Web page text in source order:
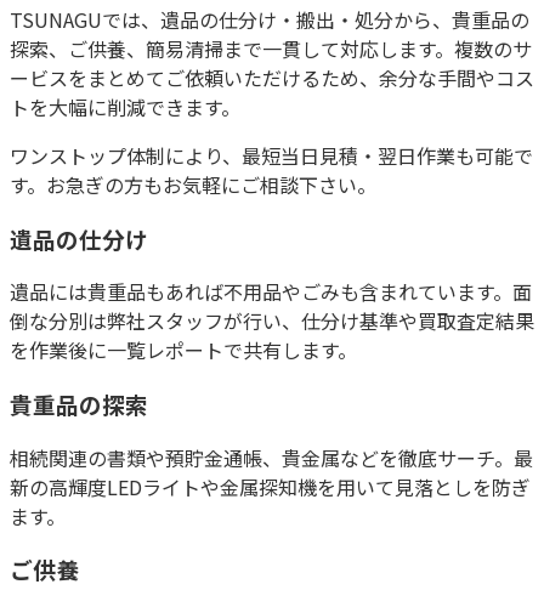
TSUNAGUでは、遺品の仕分け・搬出・処分から、貴重品の
探索、ご供養、簡易清掃まで一貫して対応します。複数のサ
ービスをまとめてご依頼いただけるため、余分な手間やコス
トを大幅に削減できます。
ワンストップ体制により、 最短当日見積・翌日作業も可能で
す。お急ぎの方もお気軽にご相談下さい。
遺品の仕分け
遺品には貴重品もあれば不用品やごみも含まれています。面
倒な分別は弊社スタッフが行い、仕分け基準や買取査定結果
を作業後に一覧レポートで共有します。
貴重品の探索
相続関連の書類や預貯金通帳、貴金属などを徹底サーチ。最
新の高輝度LEDライトや金属探知機を用いて見落としを防ぎ
ます。
ご供養